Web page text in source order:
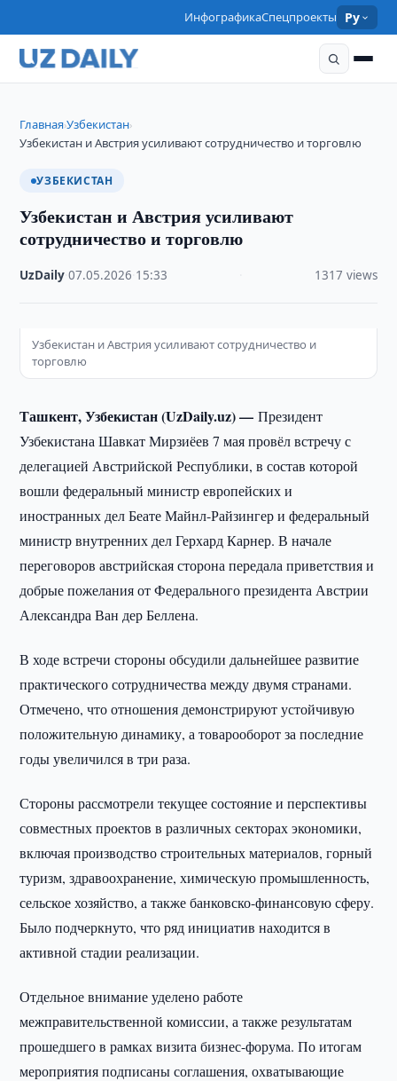
ИнфографикаСпецпроекты Ру
Главная›Узбекистан›
Узбекистан и Австрия усиливают сотрудничество и торговлю
УЗБЕКИСТАН
Узбекистан и Австрия усиливают
сотрудничество и торговлю
UzDaily ·07.05.2026 15:33 1317 views
Узбекистан и Австрия усиливают сотрудничество и
торговлю
Ташкент, Узбекистан (UzDaily.uz) —Президент
Узбекистана Шавкат Мирзиёев 7 мая провёл встречу с
делегацией Австрийской Республики, в состав которой
вошли федеральный министр европейских и
иностранных дел Беате Майнл-Райзингер и федеральный
министр внутренних дел Герхард Карнер. В начале
переговоров австрийская сторона передала приветствия и
добрые пожелания от Федерального президента Австрии
Александра Ван дер Беллена.
В ходе встречи стороны обсудили дальнейшее развитие
практического сотрудничества между двумя странами.
Отмечено, что отношения демонстрируют устойчивую
положительную динамику, а товарооборот за последние
годы увеличился в три раза.
Стороны рассмотрели текущее состояние и перспективы
совместных проектов в различных секторах экономики,
включая производство строительных материалов, горный
туризм, здравоохранение, химическую промышленность,
сельское хозяйство, а также банковско-финансовую сферу.
Было подчеркнуто, что ряд инициатив находится в
активной стадии реализации.
Отдельное внимание уделено работе
межправительственной комиссии, а также результатам
прошедшего в рамках визита бизнес-форума. По итогам
мероприятия подписаны соглашения, охватывающие